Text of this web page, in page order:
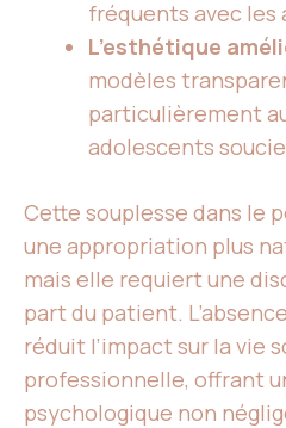
fréquents avec les
L’esthétique
modèles
particulièrement
adolescents
Cette souplesse dans le
une appropriation plus
mais elle requiert une
part du patient.
réduit l’impact sur la vie
professionnelle, offrant
psychologique non